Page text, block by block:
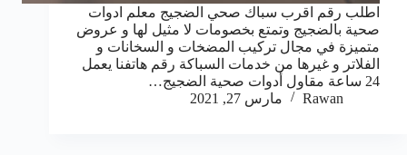
اطلب رقم اقرب سباك صحي الضجيج معلم ادوات
صحية بالضجيج وتمتع بخصومات لا مثيل لها و عروض
متميزة في مجال تركيب المضخات و السخانات و
الفلاتر و غيرها من خدمات السباكة رقم هاتفنا يعمل
24 ساعة مقاول أدوات صحية الضجيج…
Rawan
مارس 27, 2021